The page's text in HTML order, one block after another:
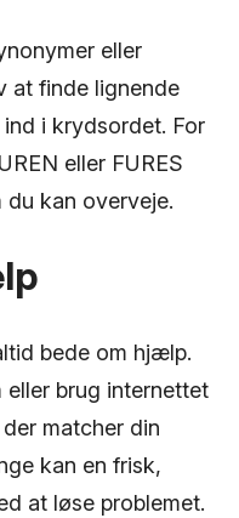
eller
at finde lignende
i krydsordet. For
eller FURES
kan overveje.
bede om hjælp.
eller brug internettet
matcher din
kan en frisk,
at løse problemet.